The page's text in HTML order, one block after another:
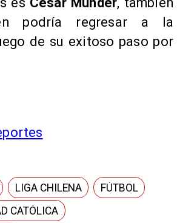
podría regresar a la
de su exitoso paso por
LIGA CHILENA
FÚTBOL
CATÓLICA